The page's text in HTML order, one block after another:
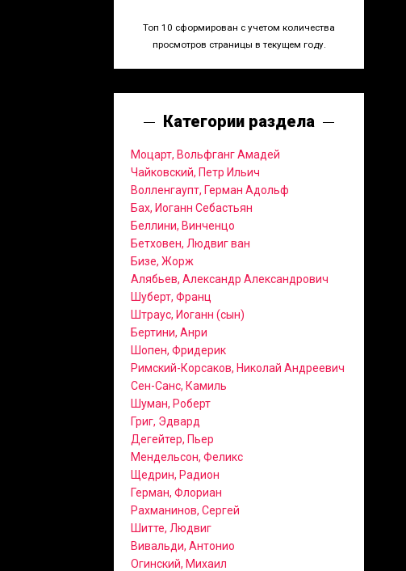
Топ 10 сформирован с учетом количества
просмотров страницы в текущем году.
Категории раздела
Моцарт, Вольфганг Амадей
Чайковский, Петр Ильич
Волленгаупт, Герман Адольф
Бах, Иоганн Себастьян
Беллини, Винченцо
Бетховен, Людвиг ван
Бизе, Жорж
Алябьев, Александр Александрович
Шуберт, Франц
Штраус, Иоганн (сын)
Бертини, Анри
Шопен, Фридерик
Римский-Корсаков, Николай Андреевич
Сен-Санс, Камиль
Шуман, Роберт
Григ, Эдвард
Дегейтер, Пьер
Мендельсон, Феликс
Щедрин, Радион
Герман, Флориан
Рахманинов, Сергей
Шитте, Людвиг
Вивальди, Антонио
Огинский, Михаил